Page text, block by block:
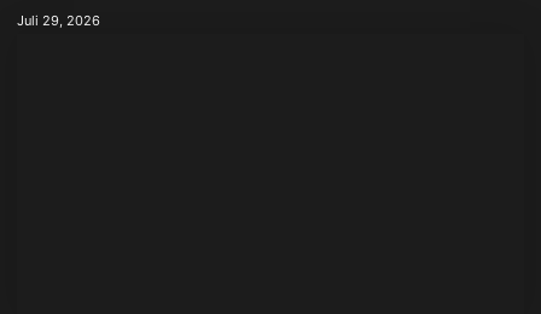
Juli 29, 2026